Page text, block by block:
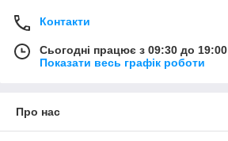
Контакти
Сьогодні працює з 09:30 до 19:00
Показати весь графік роботи
Про нас